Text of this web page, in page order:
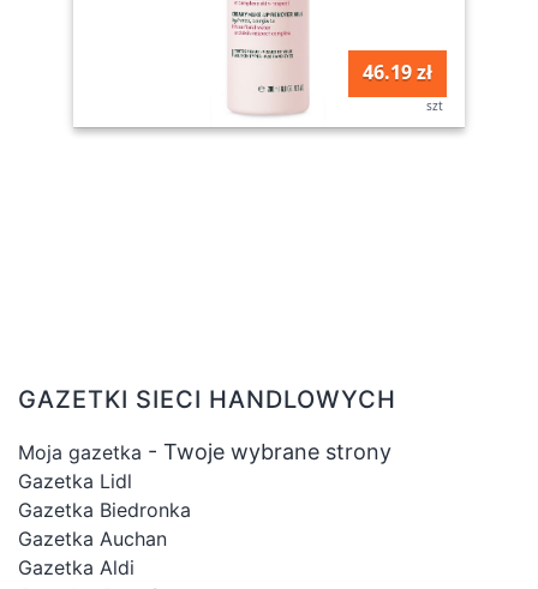
46.19 zł
szt
GAZETKI SIECI HANDLOWYCH
Moja gazetka - Twoje wybrane strony
Gazetka Lidl
Gazetka Biedronka
Gazetka Auchan
Gazetka Aldi